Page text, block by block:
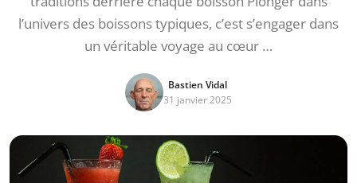
l’univers des boissons typiques, c’est s’engager dans
un véritable voyage au cœur …
Bastien Vidal
31 janvier 2025